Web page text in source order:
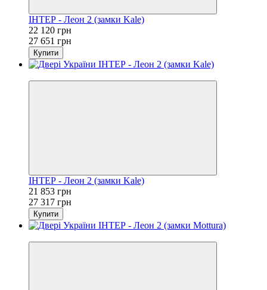
ІНТЕР - Леон 2 (замки Kale)
22 120 грн
27 651 грн
Купити
ІНТЕР - Леон 2 (замки Kale)
21 853 грн
27 317 грн
Купити